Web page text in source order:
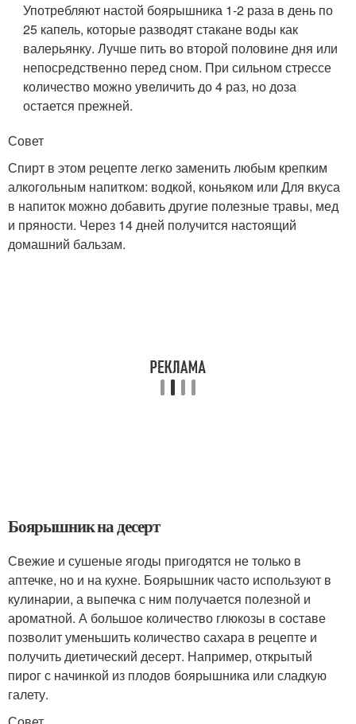
Употребляют настой боярышника 1-2 раза в день по
25 капель, которые разводят стакане воды как
валерьянку. Лучше пить во второй половине дня или
непосредственно перед сном. При сильном стрессе
количество можно увеличить до 4 раз, но доза
остается прежней.
Совет
Спирт в этом рецепте легко заменить любым крепким
алкогольным напитком: водкой, коньяком или Для вкуса
в напиток можно добавить другие полезные травы, мед
и пряности. Через 14 дней получится настоящий
домашний бальзам.
Боярышник на десерт
Свежие и сушеные ягоды пригодятся не только в
аптечке, но и на кухне. Боярышник часто используют в
кулинарии, а выпечка с ним получается полезной и
ароматной. А большое количество глюкозы в составе
позволит уменьшить количество сахара в рецепте и
получить диетический десерт. Например, открытый
пирог с начинкой из плодов боярышника или сладкую
галету.